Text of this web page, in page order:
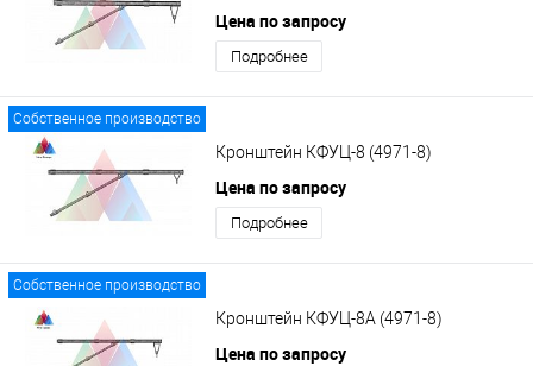
Цена по запросу
Подробнее
Собственное производство
Кронштейн КФУЦ-8 (4971-8)
Цена по запросу
Подробнее
Собственное производство
Кронштейн КФУЦ-8А (4971-8)
Цена по запросу